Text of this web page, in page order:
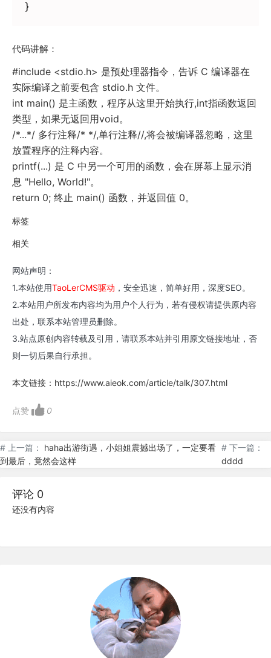
}
代码讲解：
#include <stdio.h> 是预处理器指令，告诉 C 编译器在
实际编译之前要包含 stdio.h 文件。
int main() 是主函数，程序从这里开始执行,int指函数返回
类型，如果无返回用void。
/*...*/ 多行注释/* */,单行注释//,将会被编译器忽略，这里
放置程序的注释内容。
printf(...) 是 C 中另一个可用的函数，会在屏幕上显示消
息 "Hello, World!"。
return 0; 终止 main() 函数，并返回值 0。
标签
相关
网站声明：
1.本站使用TaoLerCMS驱动 ，安全迅速，简单好用，深度SEO。
2.本站用户所发布内容均为用户个人行为，若有侵权请提供原内容
出处，联系本站管理员删除。
3.站点原创内容转载及引用，请联系本站并引用原文链接地址，否
则一切后果自行承担。
本文链接： https://www.aieok.com/article/talk/307.html
点赞 0
# 上一篇： haha出游街遇，小姐姐震撼出场了，一定要看
到最后，竟然会这样
# 下一篇：
dddd
评论 0
还没有内容